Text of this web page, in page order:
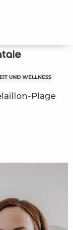
UND WELLNESS
Plage